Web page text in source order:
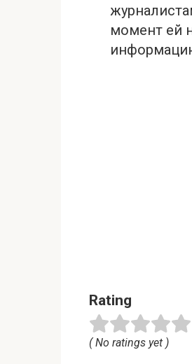
момент ей
Rating
( No ratings yet )